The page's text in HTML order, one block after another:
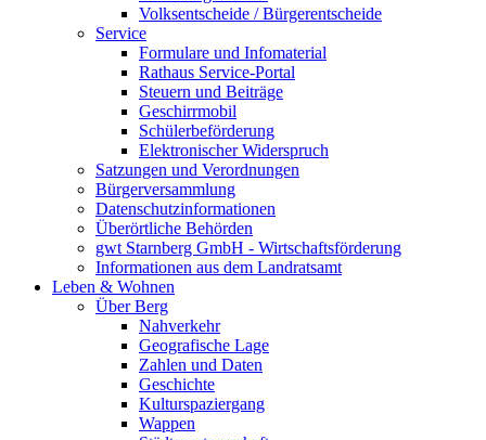
Volksentscheide / Bürgerentscheide
Service
Formulare und Infomaterial
Rathaus Service-Portal
Steuern und Beiträge
Geschirrmobil
Schülerbeförderung
Elektronischer Widerspruch
Satzungen und Verordnungen
Bürgerversammlung
Datenschutzinformationen
Überörtliche Behörden
gwt Starnberg GmbH - Wirtschaftsförderung
Informationen aus dem Landratsamt
Leben & Wohnen
Über Berg
Nahverkehr
Geografische Lage
Zahlen und Daten
Geschichte
Kulturspaziergang
Wappen